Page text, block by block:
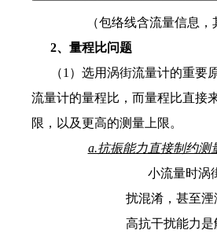
（包络线含流量信息，
2、量程比问题
（1）选用涡街流量计的重要
流量计的量程比，而量程比直接
限，以及更高的测量上限。
a.抗振能力直接制约测
小流量时涡
扰混淆，甚至
高抗干扰能力是